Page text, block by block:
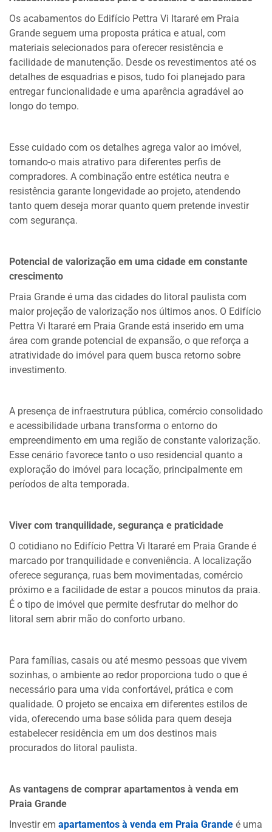
Os acabamentos do Edifício Pettra Vi Itararé em Praia
Grande seguem uma proposta prática e atual, com
materiais selecionados para oferecer resistência e
facilidade de manutenção. Desde os revestimentos até os
detalhes de esquadrias e pisos, tudo foi planejado para
entregar funcionalidade e uma aparência agradável ao
longo do tempo.
Esse cuidado com os detalhes agrega valor ao imóvel,
tornando-o mais atrativo para diferentes perfis de
compradores. A combinação entre estética neutra e
resistência garante longevidade ao projeto, atendendo
tanto quem deseja morar quanto quem pretende investir
com segurança.
Potencial de valorização em uma cidade em constante
crescimento
Praia Grande é uma das cidades do litoral paulista com
maior projeção de valorização nos últimos anos. O Edifício
Pettra Vi Itararé em Praia Grande está inserido em uma
área com grande potencial de expansão, o que reforça a
atratividade do imóvel para quem busca retorno sobre
investimento.
A presença de infraestrutura pública, comércio consolidado
e acessibilidade urbana transforma o entorno do
empreendimento em uma região de constante valorização.
Esse cenário favorece tanto o uso residencial quanto a
exploração do imóvel para locação, principalmente em
períodos de alta temporada.
Viver com tranquilidade, segurança e praticidade
O cotidiano no Edifício Pettra Vi Itararé em Praia Grande é
marcado por tranquilidade e conveniência. A localização
oferece segurança, ruas bem movimentadas, comércio
próximo e a facilidade de estar a poucos minutos da praia.
É o tipo de imóvel que permite desfrutar do melhor do
litoral sem abrir mão do conforto urbano.
Para famílias, casais ou até mesmo pessoas que vivem
sozinhas, o ambiente ao redor proporciona tudo o que é
necessário para uma vida confortável, prática e com
qualidade. O projeto se encaixa em diferentes estilos de
vida, oferecendo uma base sólida para quem deseja
estabelecer residência em um dos destinos mais
procurados do litoral paulista.
As vantagens de comprar apartamentos à venda em
Praia Grande
Investir em apartamentos à venda em Praia Grande é uma